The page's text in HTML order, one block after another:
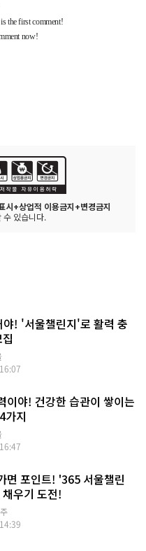
시+상업적 이용금지+변경금지
수 있습니다.
! '서울챌린지'로 활력 충
이야! 건강한 습관이 쌓이는
가지
면 포인트! '365 서울챌린
우기 도전!